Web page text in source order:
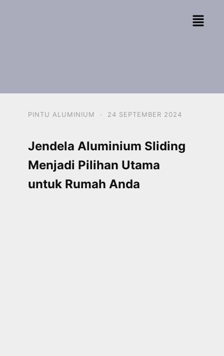
PINTU ALUMINIUM · 24 SEPTEMBER 2024
Jendela Aluminium Sliding
Menjadi Pilihan Utama
untuk Rumah Anda